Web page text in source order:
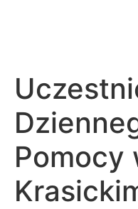
Pomocy